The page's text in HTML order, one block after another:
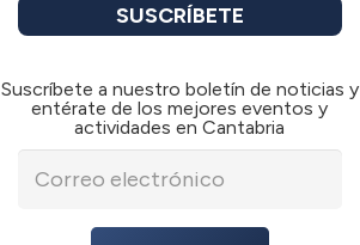
SUSCRÍBETE
Suscríbete a nuestro boletín de noticias y
entérate de los mejores eventos y
actividades en Cantabria